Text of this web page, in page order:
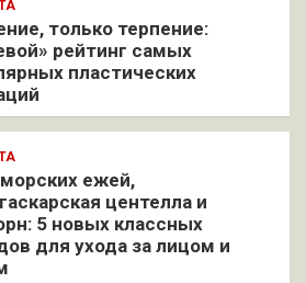
только терпение:
рейтинг самых
пластических
ежей,
центелла и
5 новых классных
для ухода за лицом и